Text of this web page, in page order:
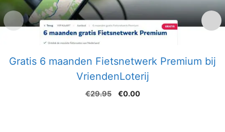
Gratis 6 maanden Fietsnetwerk Premium bij
VriendenLoterij
€29.95
Oorspronkelijke
€0.00Huidige